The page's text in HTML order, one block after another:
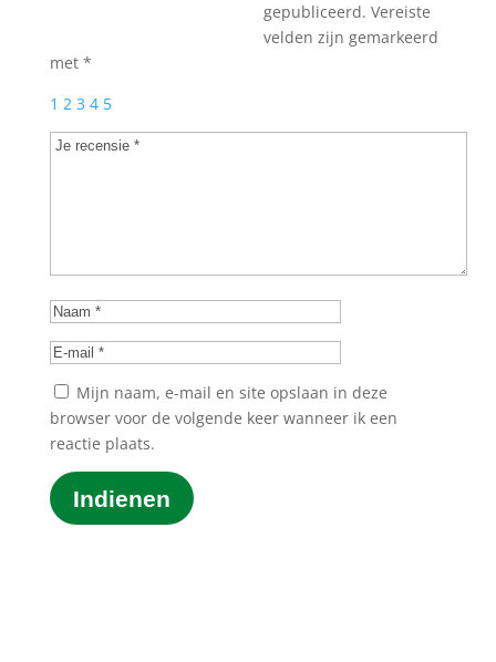
gepubliceerd. Vereiste
velden zijn gemarkeerd
met *
1 2 3 4 5
Mijn naam, e-mail en site opslaan in deze
browser voor de volgende keer wanneer ik een
reactie plaats.
Indienen